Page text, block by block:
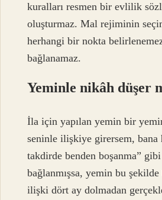
kuralları resmen bir evlilik
oluşturmaz. Mal rejiminin
herhangi bir nokta
bağlanamaz.
Yeminle nikâh düşer
İla için yapılan yemin bir
seninle ilişkiye girersem, bana
takdirde benden boşanma”
bağlanmışsa, yemin bu
ilişki dört ay dolmadan